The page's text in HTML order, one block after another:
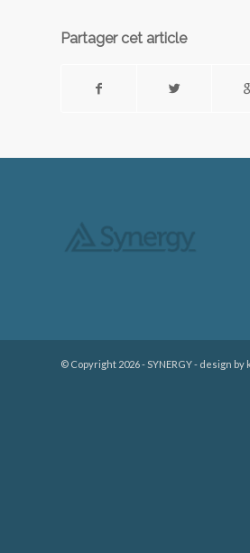
Partager cet article
© Copyright 2026 - SYNERGY - design by